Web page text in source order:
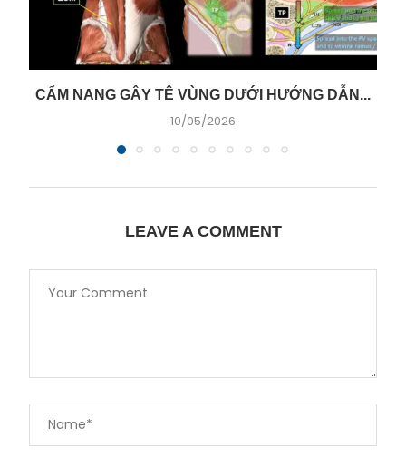
CẨM NANG GÂY TÊ VÙNG DƯỚI HƯỚNG DẪN...
10/05/2026
LEAVE A COMMENT